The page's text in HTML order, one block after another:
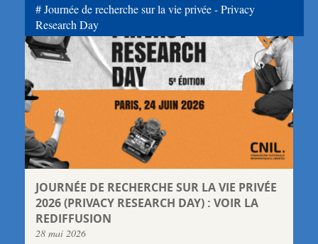
JOURNÉE DE RECHERCHE SUR LA VIE PRIVÉE
2026 (PRIVACY RESEARCH DAY) : VOIR LA
REDIFFUSION
28 mai 2026
Journée de recherche sur la vie privée - Privacy
Research Day